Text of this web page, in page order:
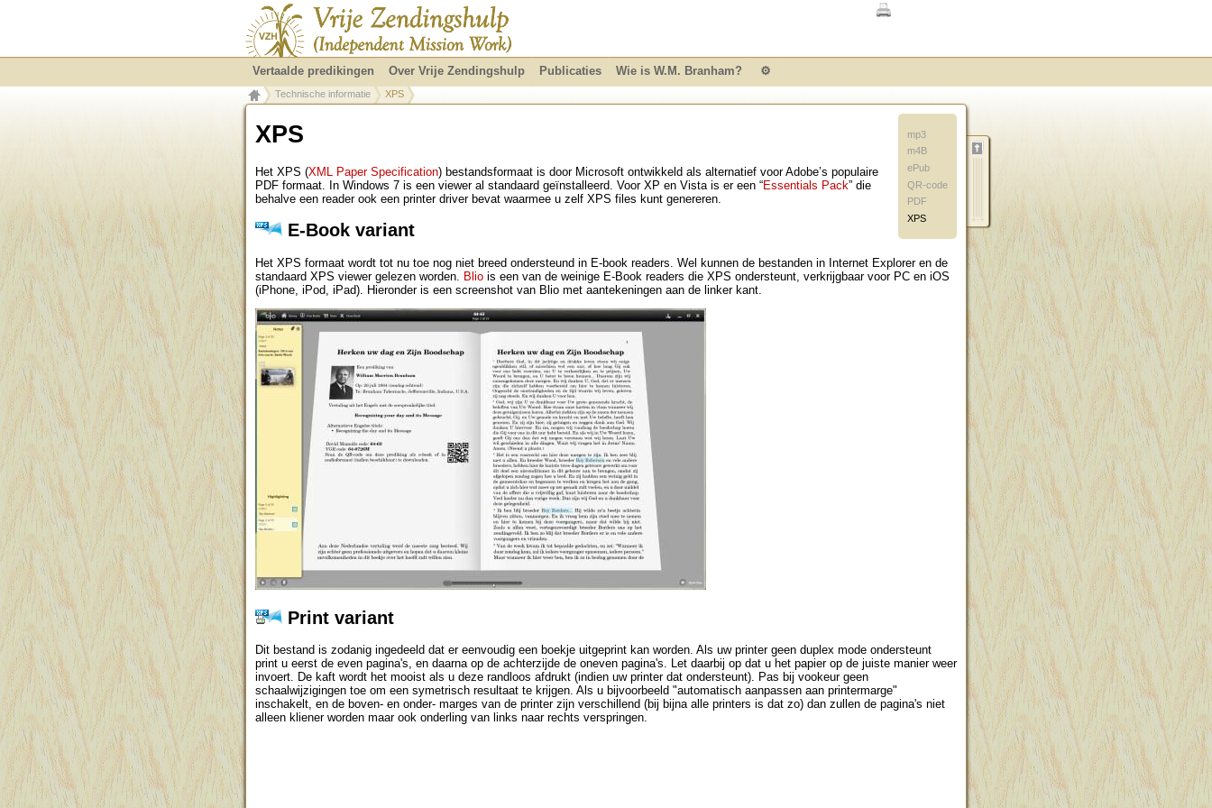
mp3
m4B
ePub
QR-code
PDF
XPS
XPS
Het XPS (XML Paper Specification) bestandsformaat is door Microsoft ontwikkeld als alternatief voor Adobe’s populaire
PDF formaat. In Windows 7 is een viewer al standaard geïnstalleerd. Voor XP en Vista is er een “Essentials Pack” die
behalve een reader ook een printer driver bevat waarmee u zelf XPS files kunt genereren.
E-Book variant
Het XPS formaat wordt tot nu toe nog niet breed ondersteund in E-book readers. Wel kunnen de bestanden in Internet Explorer en de
standaard XPS viewer gelezen worden.
Blio is een van de weinige E-Book readers die XPS ondersteunt, verkrijgbaar voor PC en iOS
(iPhone, iPod, iPad). Hieronder is een screenshot van Blio met aantekeningen aan de linker kant.
Print variant
Dit bestand is zodanig ingedeeld dat er eenvoudig een boekje uitgeprint kan worden. Als uw printer geen duplex mode ondersteunt
print u eerst de even pagina's, en daarna op de achterzijde de oneven pagina's. Let daarbij op dat u het papier op de juiste manier weer
invoert. De kaft wordt het mooist als u deze randloos afdrukt (indien uw printer dat ondersteunt). Pas bij vookeur geen
schaalwijzigingen toe om een symetrisch resultaat te krijgen. Als u bijvoorbeeld "automatisch aanpassen aan printermarge"
inschakelt, en de boven- en onder- marges van de printer zijn verschillend (bij bijna alle printers is dat zo) dan zullen de pagina's niet
alleen kliener worden maar ook onderling van links naar rechts verspringen.
Vertaalde predikingen Over Vrije Zendingshulp Publicaties Wie is W.M. Branham? ⚙
Technische informatie XPS